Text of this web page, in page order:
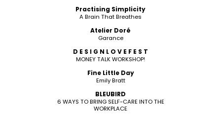
Practising Simplicity
A Brain That Breathes
Atelier Doré
Garance
D E S I G N L O V E F E S T
MONEY TALK WORKSHOP!
Fine Little Day
Emily Bratt
BLEUBIRD
6 WAYS TO BRING SELF-CARE INTO THE
WORKPLACE